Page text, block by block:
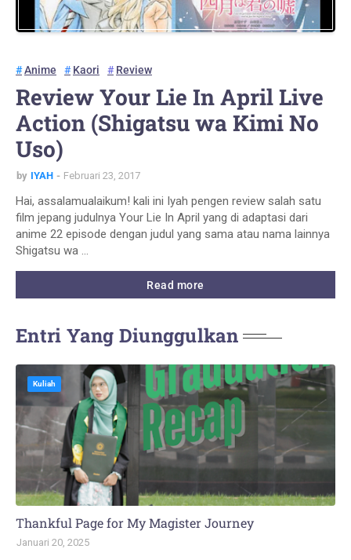
Anime Kaori Review
Review Your Lie In April Live
Action (Shigatsu wa Kimi No
Uso)
by IYAH Februari 23, 2017
Hai, assalamualaikum! kali ini Iyah pengen review salah satu
film jepang judulnya Your Lie In April yang di adaptasi dari
anime 22 episode dengan judul yang sama atau nama lainnya
Shigatsu wa …
Read more
Entri Yang Diunggulkan
Kuliah
Thankful Page for My Magister Journey
Januari 20, 2025